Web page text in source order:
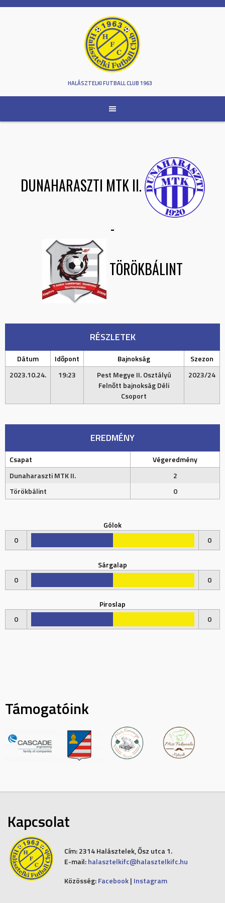
Skip
HALÁSZTELKI FUTBALL CLUB 1963
DUNAHARASZTI MTK II.
-
TÖRÖKBÁLINT
RÉSZLETEK
Dátum Időpont Bajnokság
Szezon
2023.10.24.
19:23
Pest Megye II. Osztályú
Felnőtt bajnokság Déli
Csoport
2023/24
EREDMÉNY
Csapat
Végeredmény
Dunaharaszti MTK II.
2
Törökbálint
0
Gólok
0
0
Sárgalap
0
0
Piroslap
0
0
Támogatóink
Kapcsolat
Cím:2314 Halásztelek, Ősz utca 1.
E-mail: halasztelkifc@halasztelkifc.hu
Közösség: Facebook| Instagram